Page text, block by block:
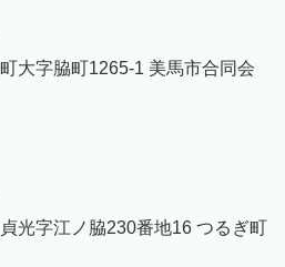
大字脇町1265-1 美馬市合同会
光字江ノ脇230番地16 つるぎ町